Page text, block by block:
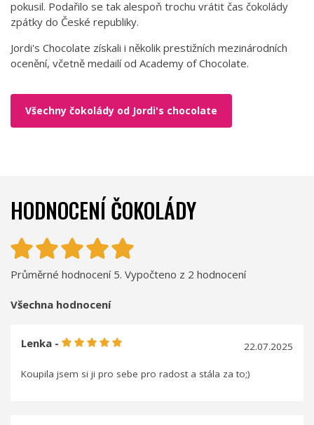
pokusil. Podařilo se tak alespoň trochu vrátit čas čokolády
zpátky do České republiky.
Jordi's Chocolate získali i několik prestižních mezinárodních
ocenění, včetně medailí od Academy of Chocolate.
Všechny čokolády od Jordi's chocolate
HODNOCENÍ ČOKOLÁDY
Průměrné hodnocení 5. Vypočteno z 2 hodnocení
Všechna hodnocení
Lenka - 22.07.2025
Koupila jsem si ji pro sebe pro radost a stála za to;)